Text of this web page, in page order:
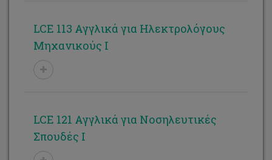
Μαρία Νεοφύτου
Εβίτα Λοΐζου
Νικόλας Νεοκλέους
LCE 113 Αγγλικά για Ηλεκτρολόγους
Μηχανικούς I
LCE 121 Αγγλικά για Νοσηλευτικές
Σπουδές I